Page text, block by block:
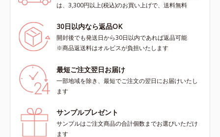
は、3,300円以上(税込)のお買い上げで、送料無料
30日以内なら返品OK
開封後でも発送日から30日以内であれば返品可能
※商品返送料はオルビスが負担いたします
最短ご注文翌日お届け
一部地域を除き、最短でご注文の翌日にお届けいたし
ます
サンプルプレゼント
サンプルはご注文商品の合計個数までお選びいただけ
ます